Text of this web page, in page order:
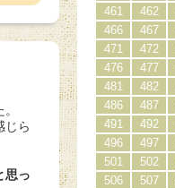
じら
思っ
461
462
466
467
471
472
476
477
481
482
486
487
491
492
496
497
501
502
506
507